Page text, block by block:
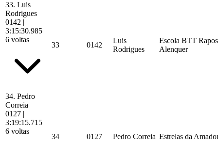
33. Luis
Rodrigues
0142 |
3:15:30.985 |
6 voltas
33 0142
Luis
Rodrigues
Escola BTT
Alenquer
34. Pedro
Correia
0127 |
3:19:15.715 |
6 voltas
34 0127 Pedro Correia Estrelas da